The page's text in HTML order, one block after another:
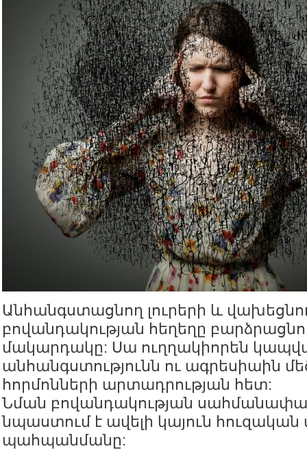
Անհանգստացնող լուրերի և
բովանդակության հեղեղը
մակարդակը: Սա ուղղակիորեն
անհանգստությունն ու ագրեսիաին
հորմոնների արտադրության հետ:
Նման բովանդակության
նպաստում է ավելի կայուն հուզական
պահպանմանը: